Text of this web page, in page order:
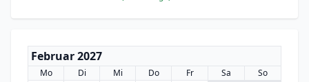
Februar 2027
Mo Di Mi Do Fr Sa
So